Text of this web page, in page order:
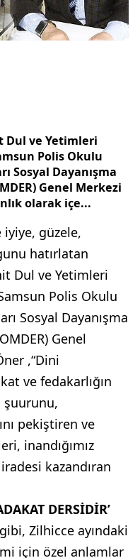
Dul ve Yetimleri
Polis Okulu
Sosyal Dayanışma
Genel Merkezi
olarak içe...
güzele,
hatırlatan
Dul ve Yetimleri
Polis Okulu
Sosyal Dayanışma
Genel
,“Dini
ve fedakarlığın
şuurunu,
pekiştiren ve
inandığımız
kazandıran
DERSİDİR’
Zilhicce ayındaki
için özel anlamlar